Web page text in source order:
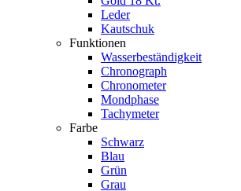
Leder
Kautschuk
Funktionen
Wasserbeständigkeit
Chronograph
Chronometer
Mondphase
Tachymeter
Farbe
Schwarz
Blau
Grün
Grau